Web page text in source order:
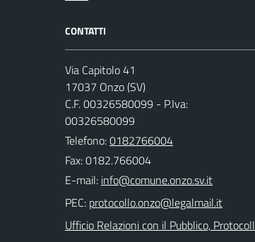
CONTATTI
Via Capitolo 41
17037 Onzo (SV)
C.F. 00326580099 - P.Iva:
00326580099
Telefono:0182766004
Fax: 0182.766004
E-mail:
PEC:
Ufficio Relazioni con il Pubblico, Protocoll